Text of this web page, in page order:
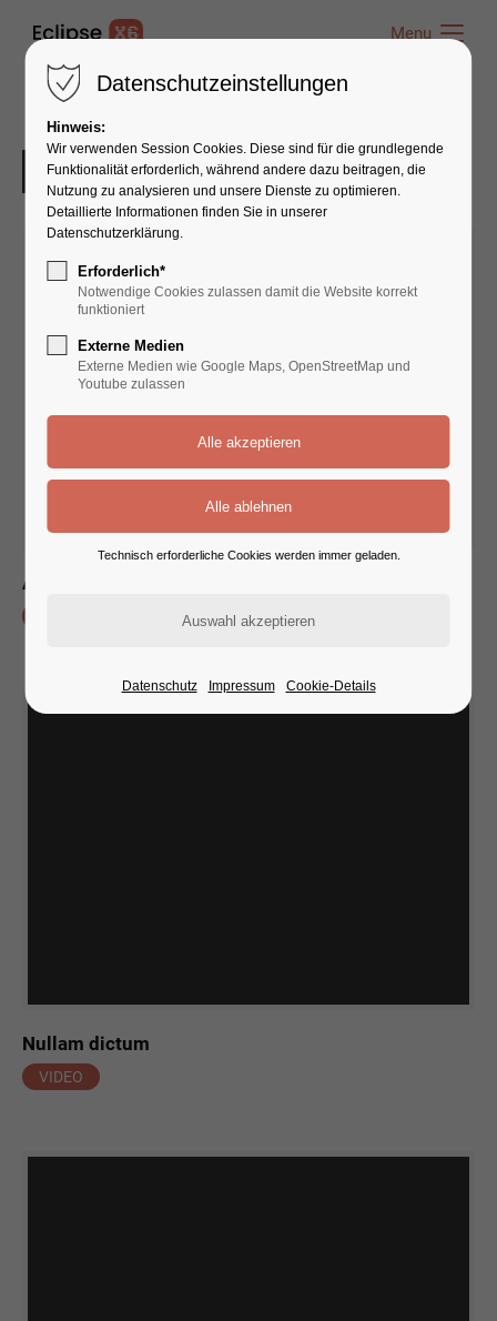
Menu
Aenean
Nullam dictum
VIDEO
Datenschutzeinstellungen
Hinweis:
Wir verwenden Session Cookies. Diese sind für die grundlegende
Funktionalität erforderlich, während andere dazu beitragen, die
Nutzung zu analysieren und unsere Dienste zu optimieren.
Detaillierte Informationen finden Sie in unserer
Datenschutzerklärung.
Erforderlich*
Notwendige Cookies zulassen damit die Website korrekt
funktioniert
Externe Medien
Externe Medien wie Google Maps, OpenStreetMap und
Youtube zulassen
Technisch erforderliche Cookies werden immer geladen.
Datenschutz Impressum Cookie-Details
Menu